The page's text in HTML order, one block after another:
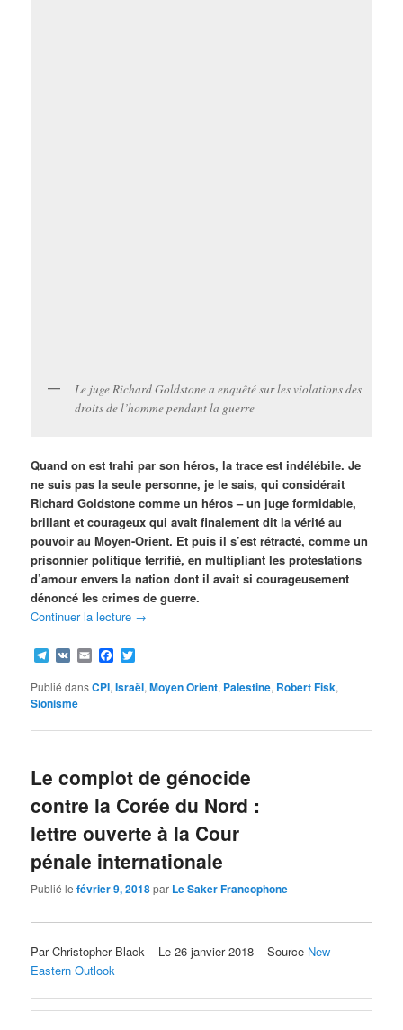
Le juge Richard Goldstone a enquêté sur les violations des
droits de l’homme pendant la guerre
Quand on est trahi par son héros, la trace est indélébile. Je
ne suis pas la seule personne, je le sais, qui considérait
Richard Goldstone comme un héros – un juge formidable,
brillant et courageux qui avait finalement dit la vérité au
pouvoir au Moyen-Orient. Et puis il s’est rétracté, comme un
prisonnier politique terrifié, en multipliant les protestations
d’amour envers la nation dont il avait si courageusement
dénoncé les crimes de guerre.
Continuer la lecture →
Telegram
VK EmailFacebook
Publié dansCPI,Israël,Moyen Orient, Palestine, Robert Fisk,
Sionisme
Le complot de génocide
contre la Corée du Nord :
lettre ouverte à la Cour
pénale internationale
Publié lefévrier 9, 2018par Le Saker Francophone
Par Christopher Black – Le 26 janvier 2018 – Source New
Eastern Outlook